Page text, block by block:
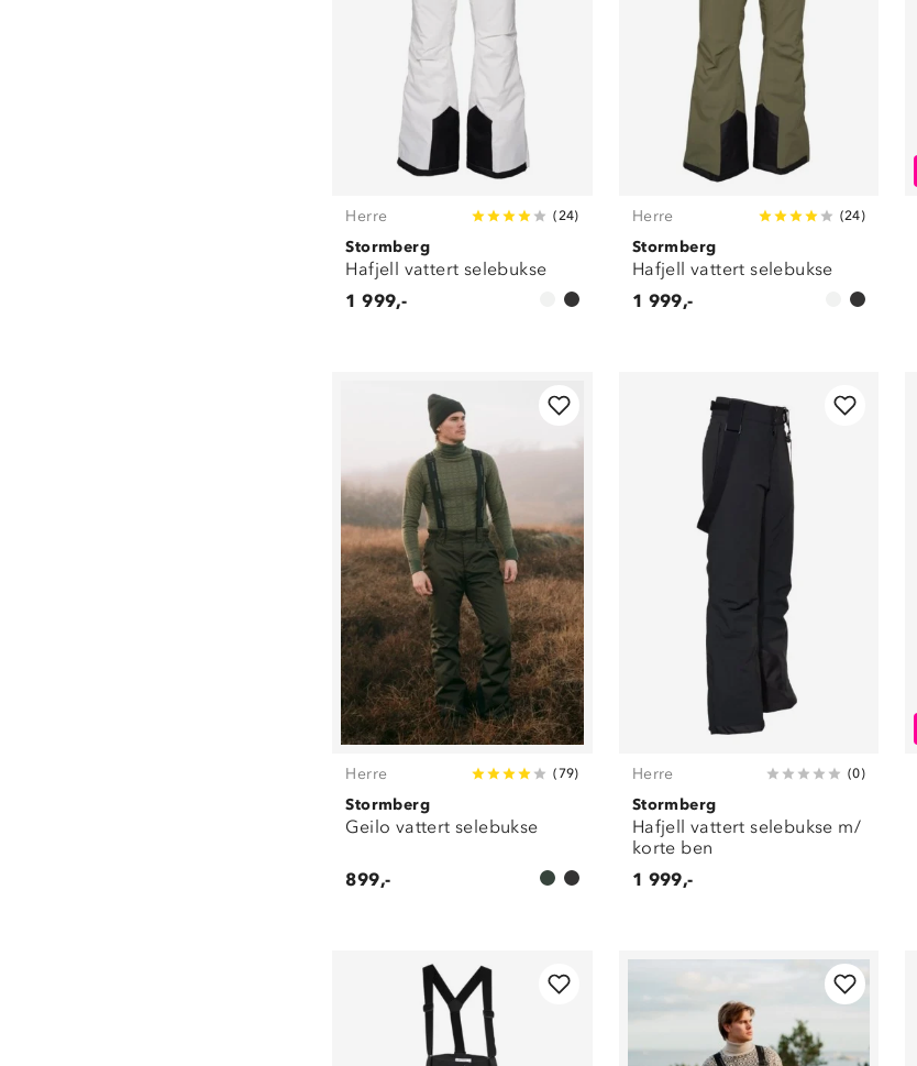
Herre (24)
Stormberg
Hafjell vattert selebukse
1 999,-
Herre (24)
Stormberg
Hafjell vattert selebukse
1 999,-
Herre (79)
Stormberg
Geilo vattert selebukse
899,-
Herre (0)
Stormberg
Hafjell vattert selebukse m/
korte ben
1 999,-